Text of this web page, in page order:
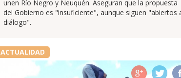
unen Río Negro y Neuquén. Aseguran que la propuesta
del Gobierno es "insuficiente", aunque siguen "abiertos
diálogo".
ACTUALIDAD